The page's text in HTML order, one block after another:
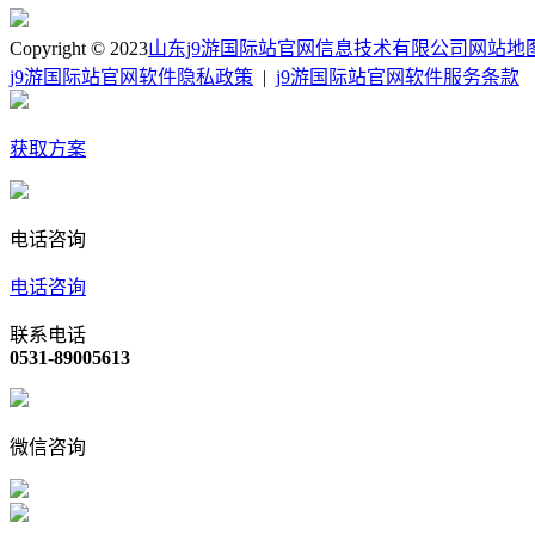
Copyright © 2023山东j9游国际站官网信息技术有限公司 网站地
j9游国际站官网软件隐私政策 | j9游国际站官网软件服务条款
获取方案
电话咨询
电话咨询
联系电话
0531-89005613
微信咨询